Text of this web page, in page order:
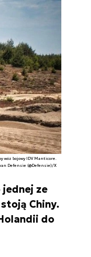
wóz bojowy IDV Manticore.
Defensie (@Defensie)/X
ze
Chiny.
do